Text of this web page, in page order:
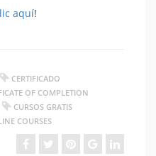
aquí!
CERTIFICADO
OF COMPLETION
CURSOS GRATIS
COURSES